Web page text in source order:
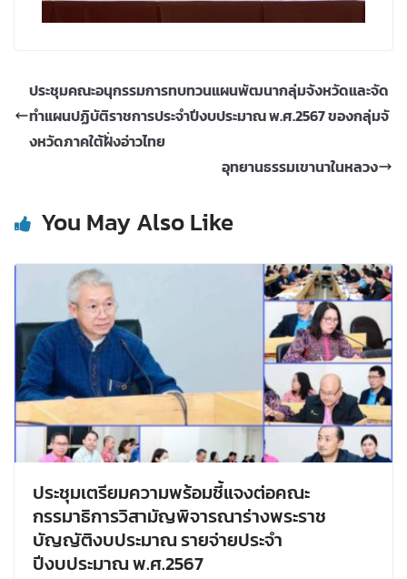
ประชุมคณะอนุกรรมการทบทวนแผนพัฒนากลุ่มจังหวัดและจัด
ทำแผนปฏิบัติราชการประจำปีงบประมาณ พ.ศ.2567 ของกลุ่มจั
งหวัดภาคใต้ฝั่งอ่าวไทย
อุทยานธรรมเขานาในหลวง
You May Also Like
ประชุมเตรียมความพร้อมชี้แจงต่อคณะ
กรรมาธิการวิสามัญพิจารณาร่างพระราช
บัญญัติงบประมาณ รายจ่ายประจำ
ปีงบประมาณ พ.ศ.2567